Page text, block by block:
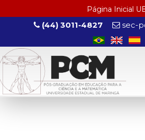
Página Inicial
(44) 3011-4827 sec-